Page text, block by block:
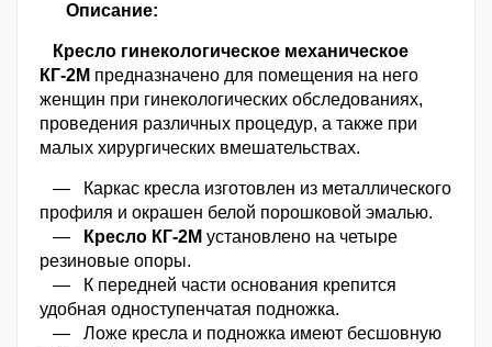
Описание:
Кресло гинекологическое механическое
КГ-2М предназначено для помещения на него
женщин при гинекологических обследованиях,
проведения различных процедур, а также при
малых хирургических вмешательствах.
— Каркас кресла изготовлен из металлического
профиля и окрашен белой порошковой эмалью.
—
Кресло КГ-2М установлено на четыре
резиновые опоры.
— К передней части основания крепится
удобная одноступенчатая подножка.
— Ложе кресла и подножка имеют бесшовную